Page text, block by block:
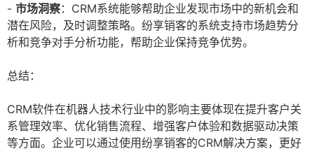
- 市场洞察：CRM系统能够帮助企业发现市场中的新机会和
潜在风险，及时调整策略。纷享销客的系统支持市场趋势分
析和竞争对手分析功能，帮助企业保持竞争优势。
总结：
CRM软件在机器人技术行业中的影响主要体现在提升客户关
系管理效率、优化销售流程、增强客户体验和数据驱动决策
等方面。企业可以通过使用纷享销客的CRM解决方案，更好